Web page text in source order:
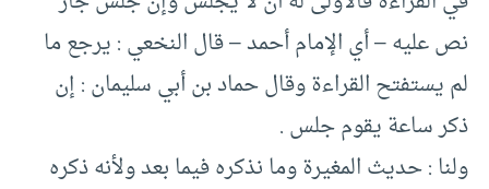
نص عليه – أي الإمام أحمد – قال النخعي : يرجع ما
لم يستفتح القراءة وقال حماد بن أبي سليمان : إن
ذكر ساعة يقوم جلس .
ولنا : حديث المغيرة وما نذكره فيما بعد ولأنه ذكره